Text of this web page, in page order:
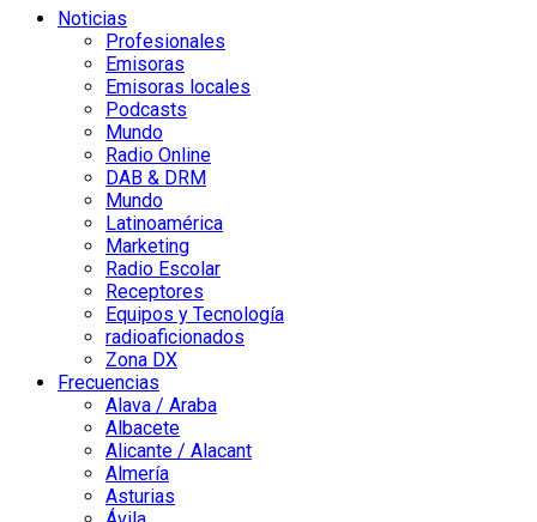
Noticias
Profesionales
Emisoras
Emisoras locales
Podcasts
Mundo
Radio Online
DAB & DRM
Mundo
Latinoamérica
Marketing
Radio Escolar
Receptores
Equipos y Tecnología
radioaficionados
Zona DX
Frecuencias
Alava / Araba
Albacete
Alicante / Alacant
Almería
Asturias